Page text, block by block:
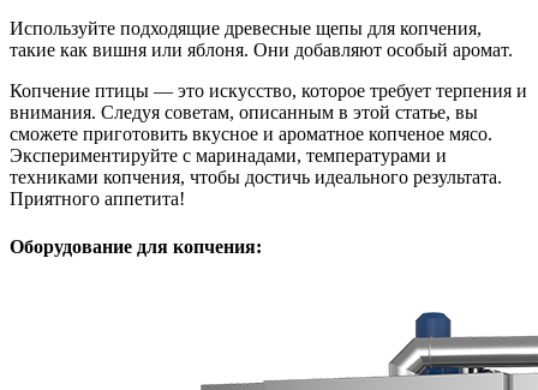
Используйте подходящие древесные щепы для копчения,
такие как вишня или яблоня. Они добавляют особый аромат.
Копчение птицы — это искусство, которое требует терпения и
внимания. Следуя советам, описанным в этой статье, вы
сможете приготовить вкусное и ароматное копченое мясо.
Экспериментируйте с маринадами, температурами и
техниками копчения, чтобы достичь идеального результата.
Приятного аппетита!
Оборудование для копчения: